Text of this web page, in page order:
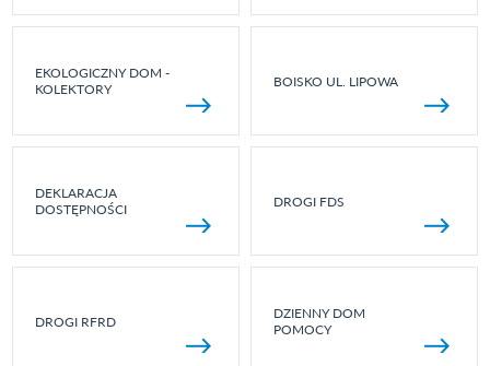
EKOLOGICZNY DOM -
KOLEKTORY
BOISKO UL. LIPOWA
DEKLARACJA
DOSTĘPNOŚCI
DROGI FDS
DROGI RFRD
DZIENNY DOM
POMOCY